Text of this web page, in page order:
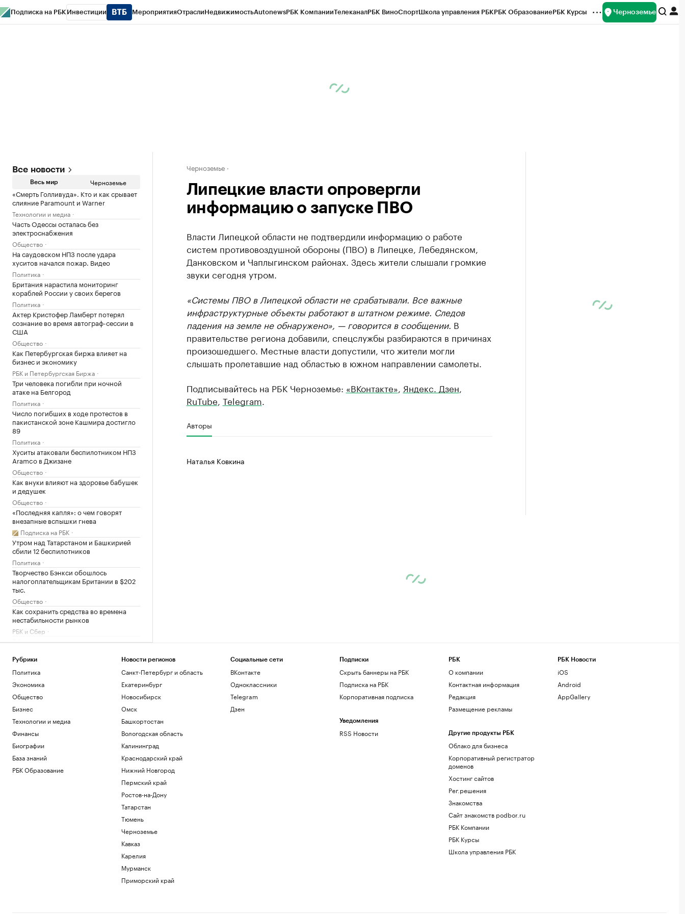
Подписка на РБК Инвестиции МероприятияОтраслиНедвижимостьAutonewsРБК КомпанииТелеканалРБК ВиноСпортШкола управления РБКРБК ОбразованиеРБК Курсы Черноземье
Все новости
Весь мир Черноземье
«Смерть Голливуда». Кто и как срывает
слияние Paramount и Warner
Технологии и медиа
Часть Одессы осталась без
электроснабжения
Общество
На саудовском НПЗ после удара
хуситов начался пожар. Видео
Политика
Британия нарастила мониторинг
кораблей России у своих берегов
Политика
Актер Кристофер Ламберт потерял
сознание во время автограф-сессии в
США
Общество
Как Петербургская биржа влияет на
бизнес и экономику
РБК и Петербургская Биржа
Три человека погибли при ночной
атаке на Белгород
Политика
Число погибших в ходе протестов в
пакистанской зоне Кашмира достигло
89
Политика
Хуситы атаковали беспилотником НПЗ
Aramco в Джизане
Общество
Как внуки влияют на здоровье бабушек
и дедушек
Общество
«Последняя капля»: о чем говорят
внезапные вспышки гнева
Подписка на РБК
Утром над Татарстаном и Башкирией
сбили 12 беспилотников
Политика
Творчество Бэнкси обошлось
налогоплательщикам Британии в $202
тыс.
Общество
Как сохранить средства во времена
нестабильности рынков
РБК и Сбер
В Баренцевом море нашли затонувшее
Общество
Daily Mail узнала о плане «королевских
Эксперт «Альфа-Денег» рассказала,
стоит ли брать кредит на отпуск
Инвестиции
Миллиардеры скупают и строят
бежать
Подписка на РБК
В Иране впервые за пять месяцев
показали кадры с Моджтабой Хаменеи.
Как облигационный долг помог решить
Черноземье
Липецкие власти опровергли
информацию о запуске ПВО
Власти Липецкой области не подтвердили информацию о работе
систем противовоздушной обороны (ПВО) в Липецке, Лебедянском,
Данковском и Чаплыгинском районах. Здесь жители слышали громкие
звуки сегодня утром.
«Системы ПВО в Липецкой области не срабатывали. Все важные
инфраструктурные объекты работают в штатном режиме. Следов
падения на земле не обнаружено», — говорится в сообщении. В
правительстве региона добавили, спецслужбы разбираются в причинах
произошедшего. Местные власти допустили, что жители могли
слышать пролетавшие над областью в южном направлении самолеты.
Подписывайтесь на РБК Черноземье: «ВКонтакте» Яндекс. Дзен
RuTube Telegram
Авторы
Наталья Ковкина
Рубрики
Политика
Экономика
Общество
Бизнес
Технологии и медиа
Финансы
Биографии
База знаний
РБК Образование
Новости регионов
Санкт-Петербург и область
Екатеринбург
Новосибирск
Омск
Башкортостан
Вологодская область
Калининград
Краснодарский край
Нижний Новгород
Пермский край
Ростов-на-Дону
Татарстан
Тюмень
Черноземье
Кавказ
Карелия
Мурманск
Приморский край
Социальные сети
ВКонтакте
Одноклассники
Telegram
Дзен
Подписки
Скрыть баннеры на РБК
Подписка на РБК
Корпоративная подписка
Уведомления
RSS Новости
РБК
О компании
Контактная информация
Редакция
Размещение рекламы
Другие продукты РБК
Облако для бизнеса
Корпоративный регистратор
доменов
Хостинг сайтов
Рег.решения
Знакомства
Сайт знакомств podbor.ru
РБК Компании
РБК Курсы
Школа управления РБК
РБК Новости
iOS
Android
AppGallery